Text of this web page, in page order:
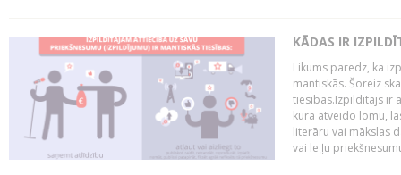
KĀDAS IR
Likums paredz, ka
mantiskās. Šoreiz
tiesības.Izpildītājs ir
kura atveido lomu,
literāru vai mākslas
vai leļļu